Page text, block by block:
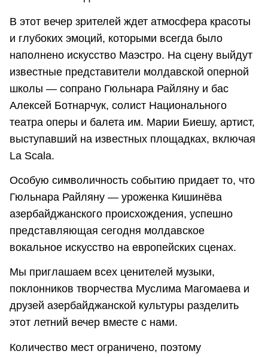
В этот вечер зрителей ждет атмосфера красоты
и глубоких эмоций, которыми всегда было
наполнено искусство Маэстро. На сцену выйдут
известные представители молдавской оперной
школы — сопрано Гюльнара Райляну и бас
Алексей Ботнарчук, солист Национального
театра оперы и балета им. Марии Биешу, артист,
выступавший на известных площадках, включая
La Scala.
Особую символичность событию придает то, что
Гюльнара Райляну — уроженка Кишинёва
азербайджанского происхождения, успешно
представляющая сегодня молдавское
вокальное искусство на европейских сценах.
Мы приглашаем всех ценителей музыки,
поклонников творчества Муслима Магомаева и
друзей азербайджанской культуры разделить
этот летний вечер вместе с нами.
Количество мест ограничено, поэтому